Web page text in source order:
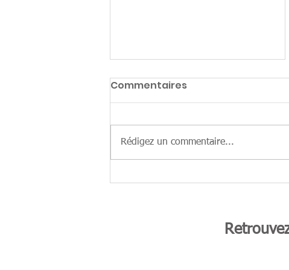
Fête des associations
Commentaires
Rédigez un commentaire...